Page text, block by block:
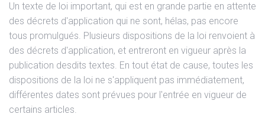
Un texte de loi important, qui est en grande partie en attente
des décrets d'application qui ne sont, hélas, pas encore
tous promulgués. Plusieurs dispositions de la loi renvoient à
des décrets d'application, et entreront en vigueur après la
publication desdits textes. En tout état de cause, toutes les
dispositions de la loi ne s'appliquent pas immédiatement,
différentes dates sont prévues pour l'entrée en vigueur de
certains articles.